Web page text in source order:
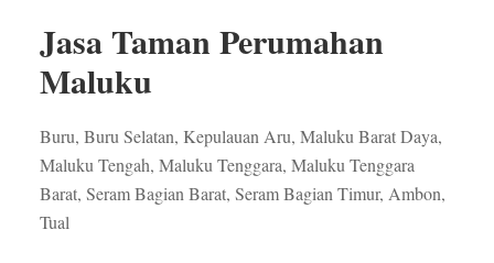
Jasa Taman Perumahan
Maluku
Buru, Buru Selatan, Kepulauan Aru, Maluku Barat Daya,
Maluku Tengah, Maluku Tenggara, Maluku Tenggara
Barat, Seram Bagian Barat, Seram Bagian Timur, Ambon,
Tual